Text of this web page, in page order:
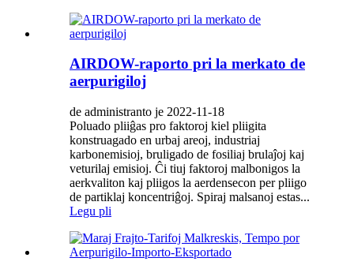
AIRDOW-raporto pri la merkato de
aerpurigiloj
de administranto je 2022-11-18
Poluado pliiĝas pro faktoroj kiel pliigita
konstruagado en urbaj areoj, industriaj
karbonemisioj, bruligado de fosiliaj brulaĵoj kaj
veturilaj emisioj. Ĉi tiuj faktoroj malbonigos la
aerkvaliton kaj pliigos la aerdensecon per pliigo
de partiklaj koncentriĝoj. Spiraj malsanoj estas...
Legu pli